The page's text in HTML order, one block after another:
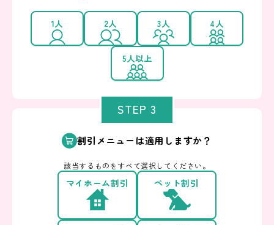
1人 2人 3人 4人
5人以上
STEP 3
割引メニューは適用しますか？
該当するものをすべて選択してください。
マイホーム割引 ペット割引